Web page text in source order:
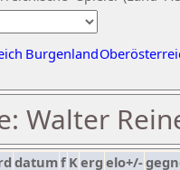
Burgenland
Walter
datumf Kerg elo+/-